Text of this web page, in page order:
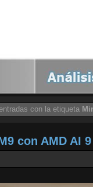
con la etiqueta
con AMD AI 9